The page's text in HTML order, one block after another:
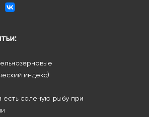
индекс)
есть соленую рыбу при